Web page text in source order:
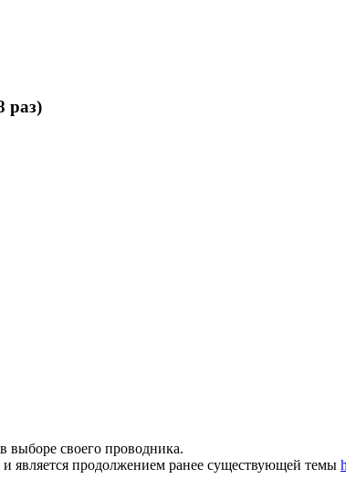
раз)
выборе своего проводника.
и является продолжением ранее существующей темы